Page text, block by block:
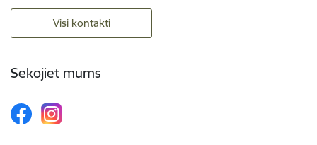
Visi kontakti
Sekojiet mums